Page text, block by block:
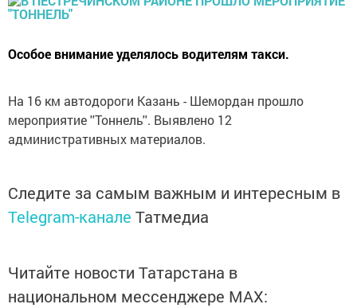
Особое внимание уделялось водителям такси.
На 16 км автодороги Казань - Шемордан прошло
мероприятие ''Тоннель''. Выявлено 12
административных материалов.
Следите за самым важным и интересным в
Telegram-канале Татмедиа
Читайте новости Татарстана в
национальном мессенджере MАХ: